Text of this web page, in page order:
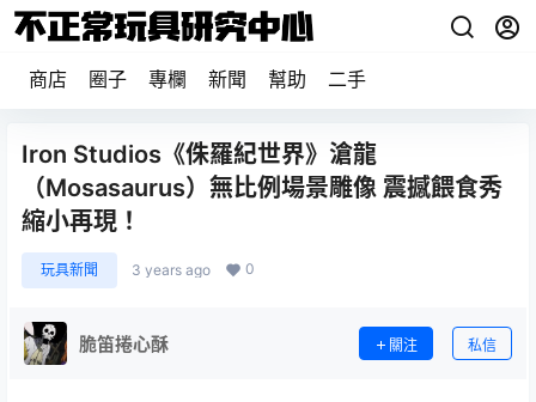
商店 圈子 專欄 新聞 幫助 二手
Iron Studios《侏羅紀世界》滄龍
（Mosasaurus）無比例場景雕像 震撼餵食秀
縮小再現！
玩具新聞 3 years ago 0
脆笛捲心酥 關注 私信